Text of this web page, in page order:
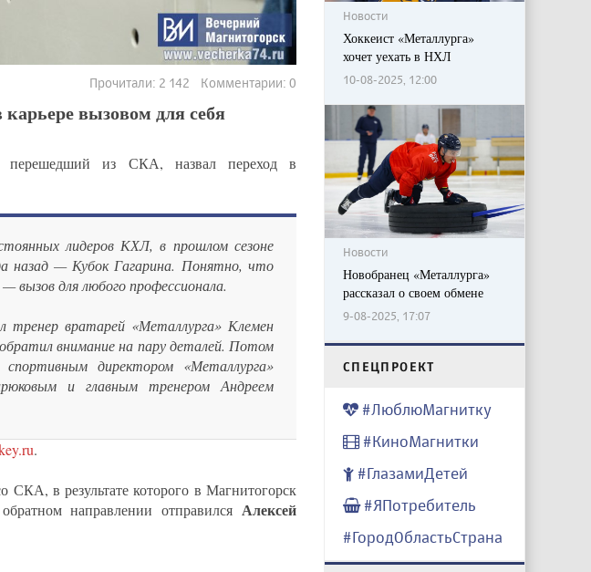
Прочитали: 2 142 Комментарии: 0
вызовом для себя
перешедший из СКА, назвал переход в
лидеров КХЛ, в прошлом сезоне
назад — Кубок Гагарина. Понятно, что
вызов для любого профессионала.
тренер вратарей «Металлурга» Клемен
внимание на пару деталей. Потом
директором «Металлурга»
и главным тренером Андреем
.
СКА, в результате которого в Магнитогорск
направлении отправился Алексей
Новости
Хоккеист «Металлурга»
хочет уехать в НХЛ
10-08-2025, 12:00
Новости
Новобранец «Металлурга»
рассказал о своем обмене
9-08-2025, 17:07
CПЕЦПРОЕКТ
#ЛюблюМагнитку
#КиноМагнитки
#ГлазамиДетей
#ЯПотребитель
#ГородОбластьСтрана